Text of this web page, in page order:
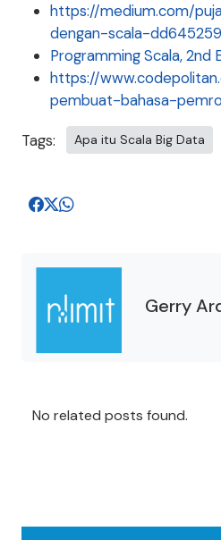
https://medium.com/
dengan-scala-
Programming Scala, 2nd
https://
pembuat-bahasa-
Tags: Apa itu Scala Big Data
Gerry
No related posts found.